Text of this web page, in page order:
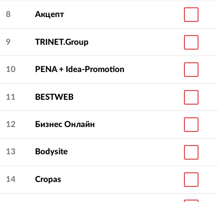
8 Акцепт
9 TRINET.Group
10 PENA + Idea-Promotion
11 BESTWEB
12 Бизнес Онлайн
13 Bodysite
14 Cropas